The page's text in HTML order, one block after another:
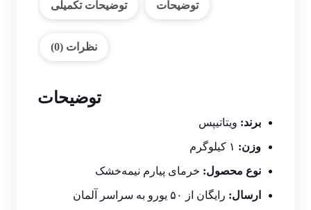
توضیحات توضیحات تکمیلی
نظرات (0)
توضیحات
برند: ویتاتیپس
وزن:
نوع محصول: خرمای پیارم نیمه‌خشک
ارسال: رایگان از ۵۰ یورو به سراسر آلمان